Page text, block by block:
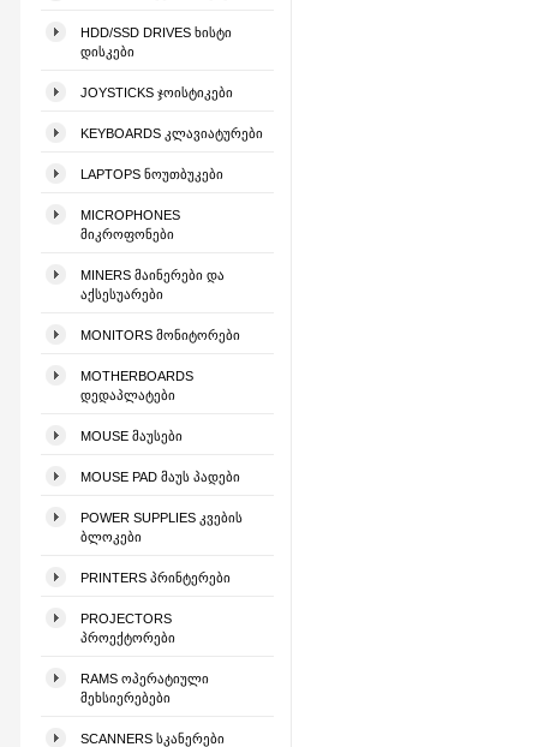
HDD/SSD DRIVES ᲮᲘᲡᲢᲘ
ᲓᲘᲡᲙᲔᲑᲘ
JOYSTICKS ᲯᲝᲘᲡᲢᲘᲙᲔᲑᲘ
KEYBOARDS ᲙᲚᲐᲕᲘᲐᲢᲣᲠᲔᲑᲘ
LAPTOPS ᲜᲝᲣᲗᲑᲣᲙᲔᲑᲘ
MICROPHONES
ᲛᲘᲙᲠᲝᲤᲝᲜᲔᲑᲘ
MINERS ᲛᲐᲘᲜᲔᲠᲔᲑᲘ ᲓᲐ
ᲐᲥᲡᲔᲡᲣᲐᲠᲔᲑᲘ
MONITORS ᲛᲝᲜᲘᲢᲝᲠᲔᲑᲘ
MOTHERBOARDS
ᲓᲔᲓᲐᲞᲚᲐᲢᲔᲑᲘ
MOUSE ᲛᲐᲣᲡᲔᲑᲘ
MOUSE PAD ᲛᲐᲣᲡ ᲞᲐᲓᲔᲑᲘ
POWER SUPPLIES ᲙᲕᲔᲑᲘᲡ
ᲑᲚᲝᲙᲔᲑᲘ
PRINTERS ᲞᲠᲘᲜᲢᲔᲠᲔᲑᲘ
PROJECTORS
ᲞᲠᲝᲔᲥᲢᲝᲠᲔᲑᲘ
RAMS ᲝᲞᲔᲠᲐᲢᲘᲣᲚᲘ
ᲛᲔᲮᲡᲘᲔᲠᲔᲑᲔᲑᲘ
SCANNERS ᲡᲙᲐᲜᲔᲠᲔᲑᲘ